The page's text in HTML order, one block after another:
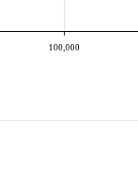
100,000